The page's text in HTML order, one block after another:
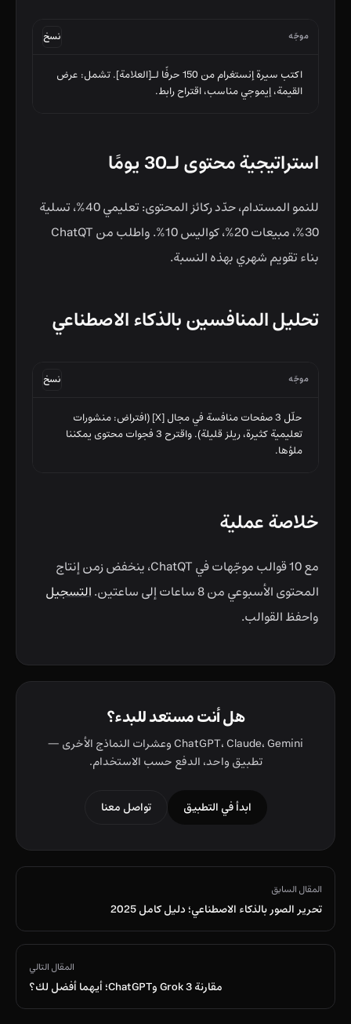
موجّه نسخ
القيمة، إيموجي مناسب، اقتراح رابط.
استراتيجية محتوى لـ30 يومًا
للنمو المستدام، حدّد ركائز المحتوى: تعليمي 40%، تسلية
30%، مبيعات 20%، كواليس 10%. واطلب من ChatQT
بناء تقويم شهري بهذه النسبة.
تحليل المنافسين بالذكاء الاصطناعي
موجّه نسخ
ملؤها.
خلاصة عملية
مع 10 قوالب موجّهات في ChatQT، ينخفض زمن إنتاج
المحتوى الأسبوعي من 8 ساعات إلى ساعتين.
التسجيل
واحفظ القوالب.
هل أنت مستعد للبدء؟
ChatGPT، Claude، Gemini وعشرات النماذج الأخرى —
تطبيق واحد، الدفع حسب الاستخدام.
ابدأ في التطبيق تواصل معنا
المقال السابق
تحرير الصور بالذكاء الاصطناعي؛ دليل كامل 2025
المقال التالي
مقارنة Grok 3 وChatGPT؛ أيهما أفضل لك؟